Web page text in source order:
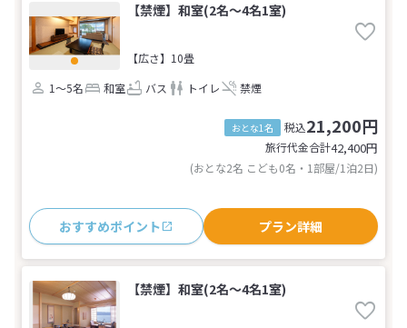
【禁煙】和室(2名～4名1室)
【広さ】10畳
1～5名
和室 バス トイレ 禁煙
おとな1名 税込21,200円
旅行代金合計42,400円
(おとな2名 こども0名・1部屋/1泊2日)
おすすめポイント プラン詳細
【禁煙】和室(2名～4名1室)